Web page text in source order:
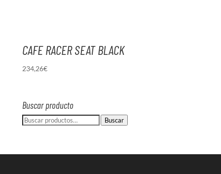
CAFE RACER SEAT BLACK
234,26€
Buscar producto
Buscar
Buscar